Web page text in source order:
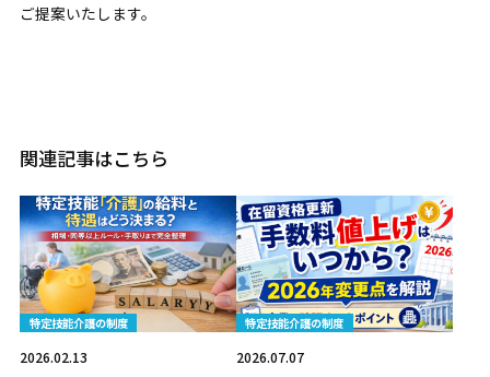
ご提案いたします。
関連記事はこちら
特定技能介護の制度
2026.02.13
特定技能介護の制度
2026.07.07